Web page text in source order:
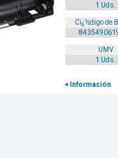
1 Uds.
Cï¿½digo de
UMV
1 Uds.
+ Información